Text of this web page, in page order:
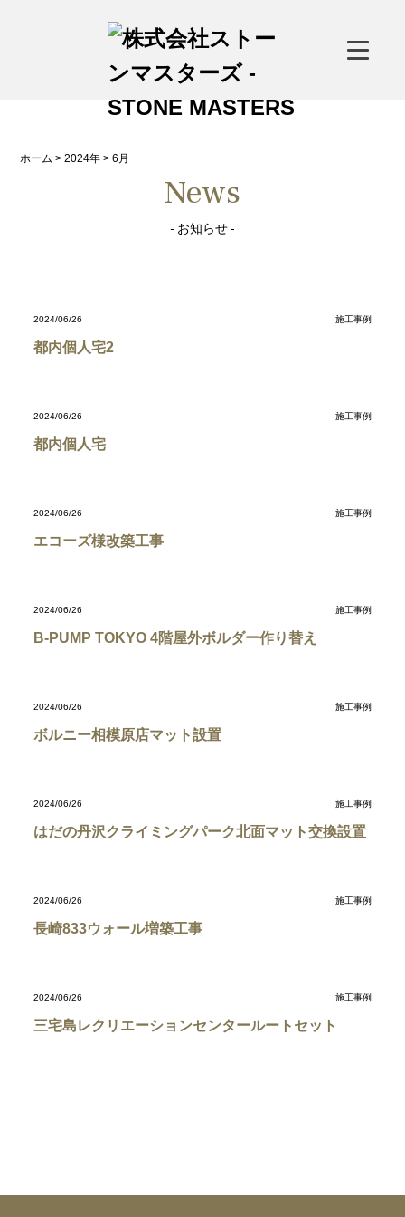
ホーム >2024年 >6月
News
- お知らせ -
2024/06/26 施工事例
都内個人宅2
2024/06/26 施工事例
都内個人宅
2024/06/26 施工事例
エコーズ様改築工事
2024/06/26 施工事例
B-PUMP TOKYO 4階屋外ボルダー作り替え
2024/06/26 施工事例
ボルニー相模原店マット設置
2024/06/26 施工事例
はだの丹沢クライミングパーク北面マット交換設置
2024/06/26 施工事例
長崎833ウォール増築工事
2024/06/26 施工事例
三宅島レクリエーションセンタールートセット